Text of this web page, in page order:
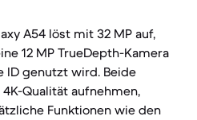
A54 löst mit 32 MP auf,
12 MP TrueDepth-Kamera
ID genutzt wird. Beide
Qualität aufnehmen,
Funktionen wie den